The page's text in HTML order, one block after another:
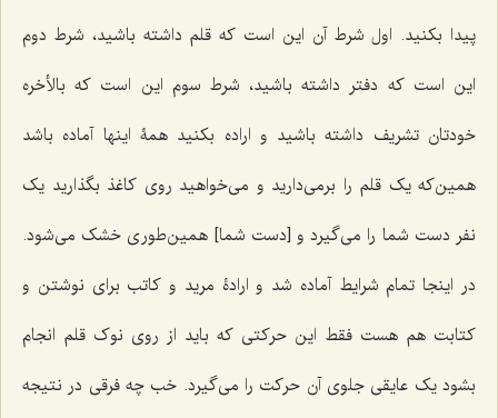
پیدا بکنید. اول شرط آن این است که قلم داشته باشید، شرط دوم
این است که دفتر داشته باشید، شرط سوم این است که بالأخره
خودتان تشریف داشته باشید و اراده بکنید همۀ اینها آماده باشد
همین‌که یک قلم را برمی‌دارید و می‌خواهید روی کاغذ بگذارید یک
نفر دست شما را می‌گیرد و [دست شما] همین‌طوری خشک می‌شود.
در اینجا تمام شرایط آماده شد و ارادۀ مرید و کاتب برای نوشتن و
کتابت هم هست فقط این حرکتی که باید از روی نوک قلم انجام
بشود یک عایقی جلوی آن حرکت را می‌گیرد. خب چه فرقی در نتیجه